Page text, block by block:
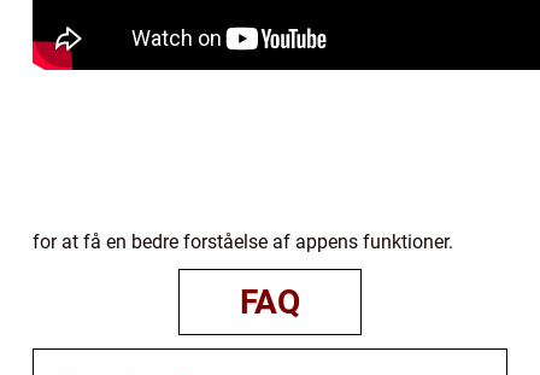
for at få en bedre forståelse af appens funktioner.
FAQ